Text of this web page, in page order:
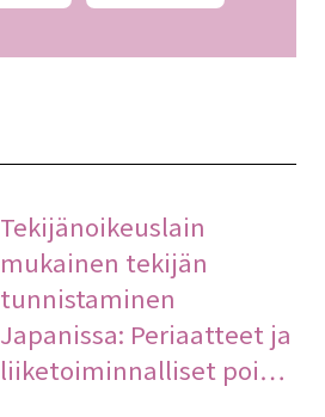
Tekijänoikeuslain
mukainen tekijän
tunnistaminen
Japanissa: Periaatteet ja
liiketoiminnalliset poi…